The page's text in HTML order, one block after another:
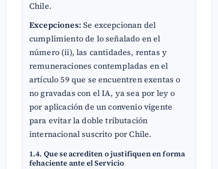
Chile.
Excepciones: Se excepcionan del
cumplimiento de lo señalado en el
número (ii), las cantidades, rentas y
remuneraciones contempladas en el
artículo 59 que se encuentren exentas o
no gravadas con el IA, ya sea por ley o
por aplicación de un convenio vigente
para evitar la doble tributación
internacional suscrito por Chile.
1.4. Que se acrediten o justifiquen en forma
fehaciente ante el Servicio